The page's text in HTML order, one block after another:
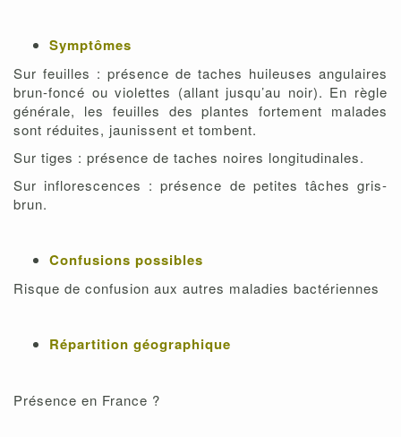
Symptômes
Sur feuilles : présence de taches huileuses angulaires
brun-foncé ou violettes (allant jusqu’au noir). En règle
générale, les feuilles des plantes fortement malades
sont réduites, jaunissent et tombent.
Sur tiges : présence de taches noires longitudinales.
Sur inflorescences : présence de petites tâches gris-
brun.
Confusions possibles
Risque de confusion aux autres maladies bactériennes
Répartition géographique
Présence en France ?